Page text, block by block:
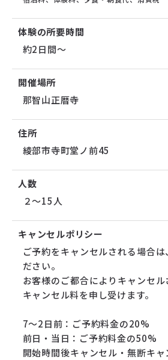
体験の所要時間
約2日間～
開催場所
那智山正暦寺
住所
綾部市寺町堂ノ前45
人数
２～15人
キャンセルポリシー
ご予約をキャンセルされる場合は
ださい。
お客様のご都合によりキャンセ
キャンセル料を申し受けます。
7～2日前：ご予約料金の20%
前日・当日：ご予約料金の50%
開始時間後キャンセル・無断キ